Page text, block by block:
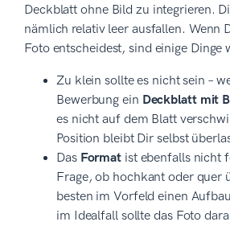
Deckblatt ohne Bild zu integrieren.
nämlich relativ leer ausfallen. Wenn
Foto entscheidest, sind einige Dinge
Zu klein sollte es nicht sein –
Bewerbung ein Deckblatt mit
es nicht auf dem Blatt
Position bleibt Dir selbst
Das Format ist ebenfalls nicht
Frage, ob hochkant oder quer
besten im Vorfeld einen
im Idealfall sollte das Foto